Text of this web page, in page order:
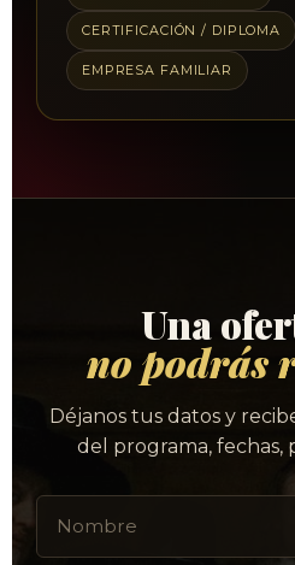
CERTIFICACIÓN / DIPLOMA
EMPRESA FAMILIAR
Una
no podrás
Déjanos tus datos y
del programa, fechas,